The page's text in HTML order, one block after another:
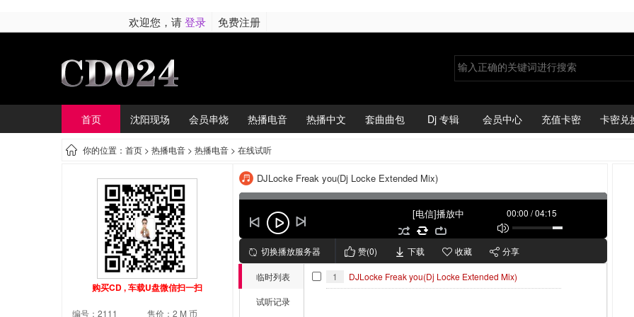
欢迎您，请登录 免费注册
首页 沈阳现场 会员串烧 热播电音 热播中文 套曲曲包 Dj 专辑 会员中心 充值卡密 卡密兑
你的位置：首页 > 热播电音 > 热播电音 > 在线试听
购买CD , 车载U盘微信扫一扫
编号：2111
售价：2 M 币
DJLocke Freak you(Dj Locke Extended Mix)
[电信]播放中 00:00 /04:15
切换播放服务器 赞(0) 下载 收藏 分享
临时列表
试听记录
1 DJLocke Freak you(Dj Locke Extended Mix)